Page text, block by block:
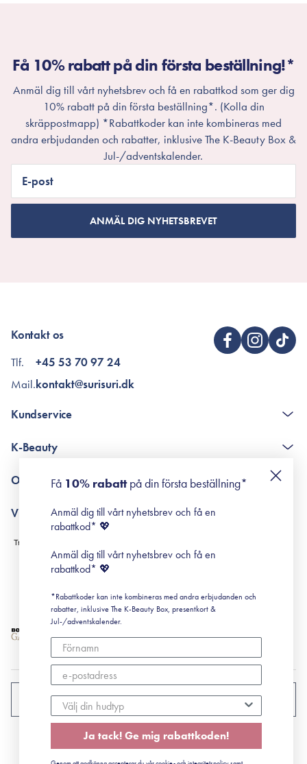
Få 10% rabatt på din första beställning!*
Anmäl dig till vårt nyhetsbrev och få en rabattkod som ger dig
10% rabatt på din första beställning*. (Kolla din
skräppostmapp) *Rabattkoder kan inte kombineras med
andra erbjudanden och rabatter, inklusive The K-Beauty Box &
Jul-/adventskalender.
E-post
ANMÄL DIG NYHETSBREVET
Kontakt os
Tlf.
Mail.
+45 53 70 97 24
kontakt@surisuri.dk
Kundservice
Poängshop - frågor och svar
K-Beauty
Retinol för nybörjare
Om Surisuri
Black Friday
Villkor
Leverans & Retur
Köpvillkor
Prenumerationsvillkor
Cookiepolicy
SVERIGE
CVR: 41492252
Få 10% rabattpå din första beställning*
Anmäl dig till vårt nyhetsbrev och få en
rabattkod* 💖
Anmäl dig till vårt nyhetsbrev och få en
rabattkod* 💖
*Rabattkoder kan inte kombineras med andra erbjudanden och
rabatter, inklusive The K-Beauty Box, presentkort &
Jul-/adventskalender.
Ja tack! Ge mig rabattkoden!